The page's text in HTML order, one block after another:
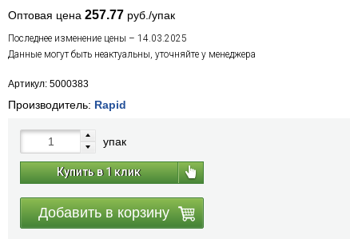
Оптовая цена 257.77 руб./упак
Последнее изменение цены – 14.03.2025
Данные могут быть неактуальны, уточняйте у менеджера
Артикул: 5000383
Производитель: Rapid
упак
Купить в 1 клик
Добавить в корзину